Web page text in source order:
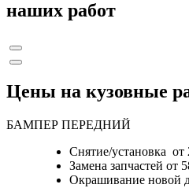
наших работ
Цены на кузовные
БАМПЕР ПЕРЕДНИЙ
Снятие/установка от
Замена запчастей от
Окрашивание новой